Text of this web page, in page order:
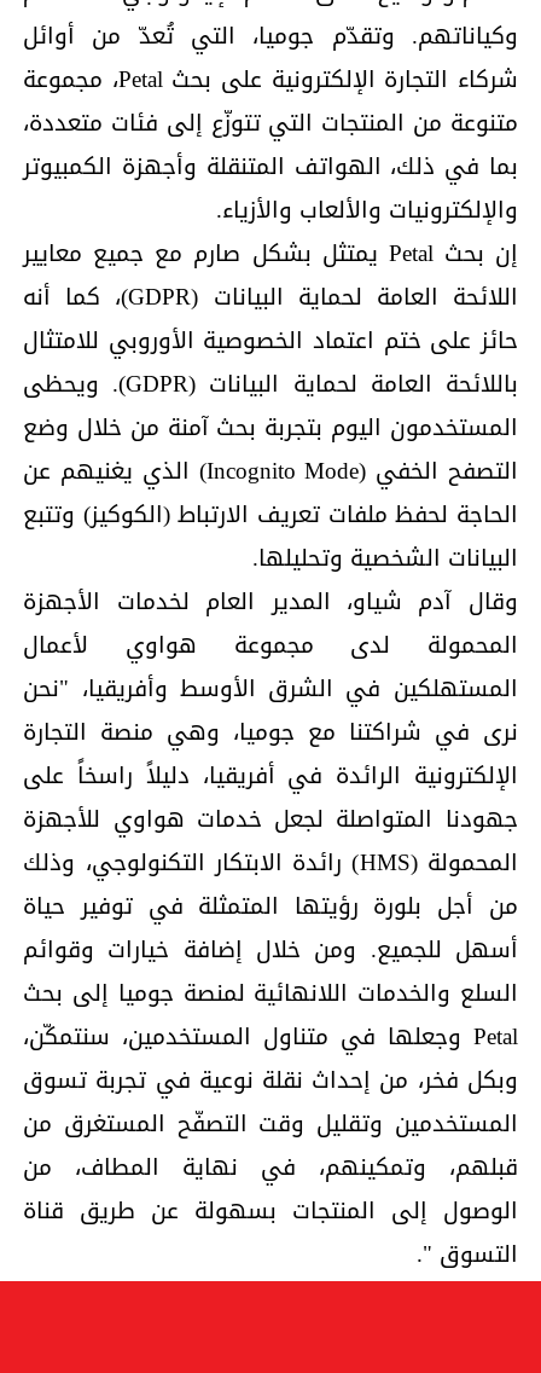
وكياناتهم. وتقدّم جوميا، التي تُعدّ من أوائل
شركاء التجارة الإلكترونية على بحث Petal، مجموعة
متنوعة من المنتجات التي تتوزّع إلى فئات متعددة،
بما في ذلك، الهواتف المتنقلة وأجهزة الكمبيوتر
والإلكترونيات والألعاب والأزياء.
إن بحث Petal يمتثل بشكل صارم مع جميع معايير
اللائحة العامة لحماية البيانات (GDPR)، كما أنه
حائز على ختم اعتماد الخصوصية الأوروبي للامتثال
باللائحة العامة لحماية البيانات (GDPR). ويحظى
المستخدمون اليوم بتجربة بحث آمنة من خلال وضع
التصفح الخفي (Incognito Mode) الذي يغنيهم عن
الحاجة لحفظ ملفات تعريف الارتباط (الكوكيز) وتتبع
البيانات الشخصية وتحليلها.
وقال آدم شياو، المدير العام لخدمات الأجهزة
المحمولة لدى مجموعة هواوي لأعمال
المستهلكين في الشرق الأوسط وأفريقيا، "نحن
نرى في شراكتنا مع جوميا، وهي منصة التجارة
الإلكترونية الرائدة في أفريقيا، دليلاً راسخاً على
جهودنا المتواصلة لجعل خدمات هواوي للأجهزة
المحمولة (HMS) رائدة الابتكار التكنولوجي، وذلك
من أجل بلورة رؤيتها المتمثلة في توفير حياة
أسهل للجميع. ومن خلال إضافة خيارات وقوائم
السلع والخدمات اللانهائية لمنصة جوميا إلى بحث
Petal وجعلها في متناول المستخدمين، سنتمكّن،
وبكل فخر، من إحداث نقلة نوعية في تجربة تسوق
المستخدمين وتقليل وقت التصفّح المستغرق من
قبلهم، وتمكينهم، في نهاية المطاف، من
الوصول إلى المنتجات بسهولة عن طريق قناة
التسوق ".